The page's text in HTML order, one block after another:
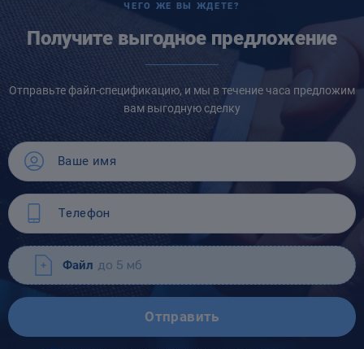
ЧЕГО ЖЕ ВЫ ЖДЕТЕ?
Получите выгодное предложение
Отправьте файл-спецификацию, и мы в течение часа предложим
вам выгодную сделку
Файл до 5 мб
Отправить